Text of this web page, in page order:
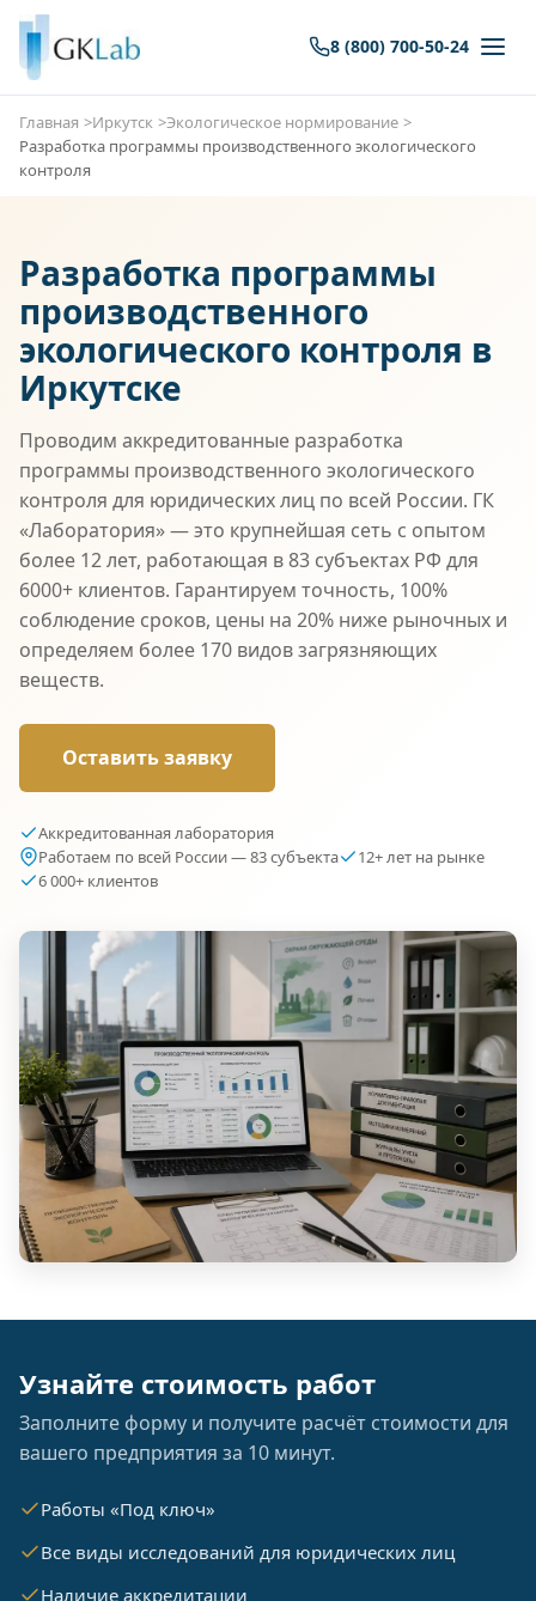
8 (800) 700-50-24
Главная Иркутск
Экологическое нормирование
Разработка программы производственного экологического
контроля
Разработка программы
производственного
экологического контроля в
Иркутске
Проводим аккредитованные разработка
программы производственного экологического
контроля для юридических лиц по всей России. ГК
«Лаборатория» — это крупнейшая сеть с опытом
более 12 лет, работающая в 83 субъектах РФ для
6000+ клиентов. Гарантируем точность, 100%
соблюдение сроков, цены на 20% ниже рыночных и
определяем более 170 видов загрязняющих
веществ.
Оставить заявку
Аккредитованная лаборатория
Работаем по всей России — 83 субъекта
12+ лет на рынке
6 000+ клиентов
Узнайте стоимость работ
Заполните форму и получите расчёт стоимости для
вашего предприятия за 10 минут.
Работы «Под ключ»
Все виды исследований для юридических лиц
Наличие аккредитации